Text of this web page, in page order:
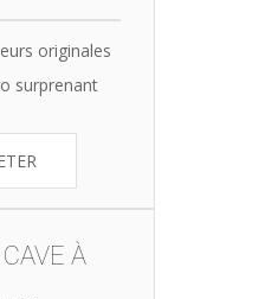
originales
surprenant
À